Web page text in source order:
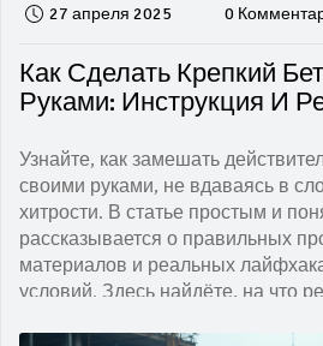
27 апреля 2025 0
Как Сделать Крепкий
Руками: Инструкция И
Узнайте, как замешать
своими руками, не вдаваясь в
хитрости. В статье простым и
рассказывается о правильных
материалов и реальных
условий. Здесь найдёте, на что